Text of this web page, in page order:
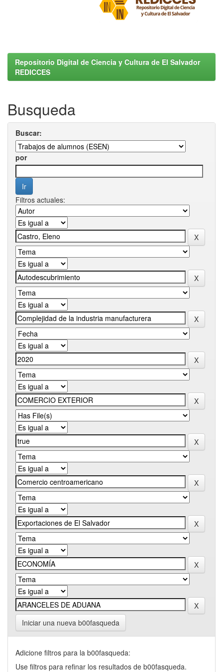
Repositorio Digital de Ciencia y Cultura de El Salvador
REDICCES
Busqueda
Buscar:
por
Filtros actuales:
Iniciar una nueva b00fasqueda
Adicione filtros para la b00fasqueda:
Use filtros para refinar los resultados de b00fasqueda.